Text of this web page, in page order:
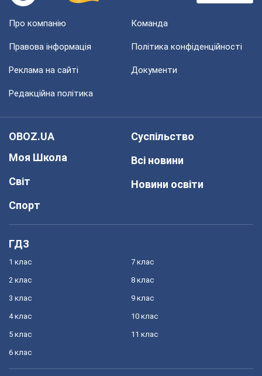
Про компанію Команда
Правова інформація Політика конфіденційності
Реклама на сайті Документи
Редакційна політика
OBOZ.UA
Моя Школа
Світ
Спорт
Суспільство
Всі новини
Новини освіти
ГДЗ
1 клас
2 клас
3 клас
4 клас
5 клас
6 клас
7 клас
8 клас
9 клас
10 клас
11 клас